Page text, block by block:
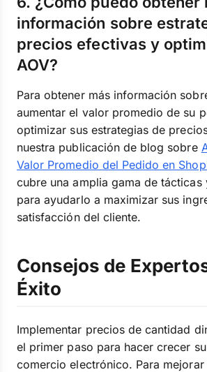
información sobre
precios efectivas y
AOV?
Para obtener más información
aumentar el valor promedio de su
optimizar sus estrategias de
nuestra publicación de blog sobre
Valor Promedio del Pedido en
cubre una amplia gama de tácticas
para ayudarlo a maximizar sus
satisfacción del cliente.
Consejos de
Éxito
Implementar precios de cantidad
el primer paso para hacer crecer
comercio electrónico. Para mejorar